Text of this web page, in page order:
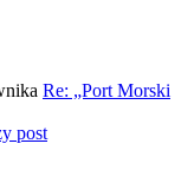
Re: „Port Morski
post